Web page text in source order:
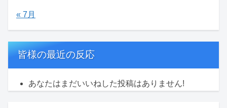
« 7月
皆様の最近の反応
あなたはまだいいねした投稿はありません!